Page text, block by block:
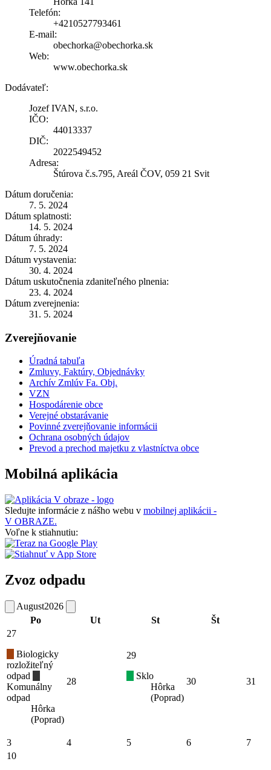
Telefón:
+4210527793461
E-mail:
obechorka@obechorka.sk
Web:
www.obechorka.sk
Dodávateľ:
Jozef IVAN, s.r.o.
IČO:
44013337
DIČ:
2022549452
Adresa:
Štúrova č.s.795, Areál ČOV, 059 21 Svit
Dátum doručenia:
7. 5. 2024
Dátum splatnosti:
14. 5. 2024
Dátum úhrady:
7. 5. 2024
Dátum vystavenia:
30. 4. 2024
Dátum uskutočnenia zdaniteľného plnenia:
23. 4. 2024
Dátum zverejnenia:
31. 5. 2024
Zverejňovanie
Úradná tabuľa
Zmluvy, Faktúry, Objednávky
Archív Zmlúv Fa. Obj.
VZN
Hospodárenie obce
Verejné obstarávanie
Povinné zverejňovanie informácii
Ochrana osobných údajov
Prevod a prechod majetku z vlastníctva obce
Mobilná aplikácia
Sledujte informácie z nášho webu v mobilnej aplikácii -
V OBRAZE.
Voľne k stiahnutiu:
Zvoz odpadu
August2026
Po
Ut St Št
27
Biologicky
rozložiteľný
odpad
Komunálny
odpad
Hôrka
(Poprad)
28
29
Sklo
Hôrka
(Poprad)
30 31
3 4 5 6
7
10